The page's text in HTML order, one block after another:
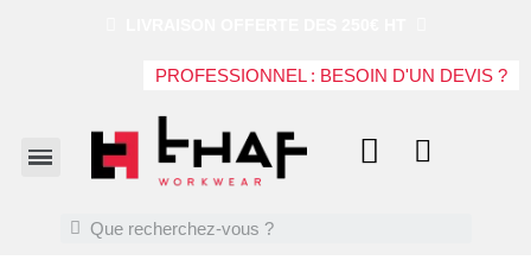
PROFESSIONNEL : BESOIN D'UN DEVIS ?